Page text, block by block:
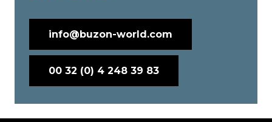
info@buzon-world.com
00 32 (0) 4 248 39 83